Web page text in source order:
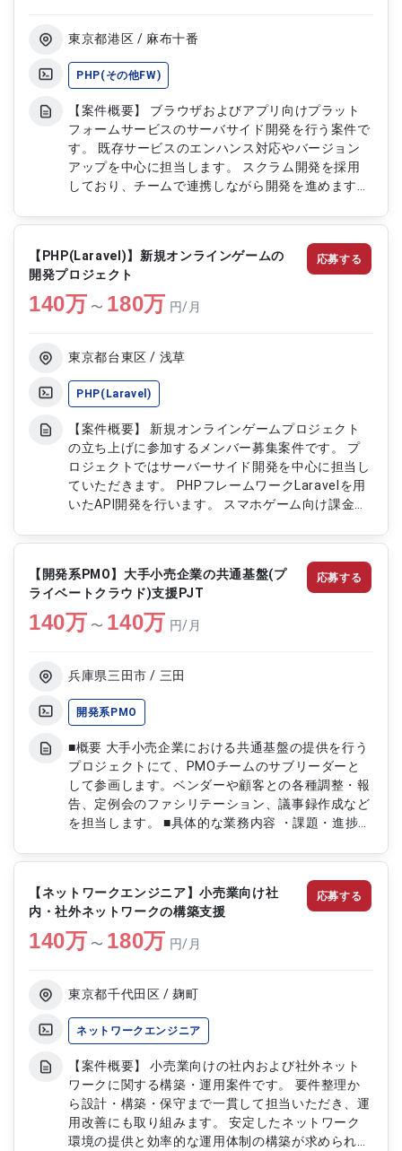
東京都港区 / 麻布十番
PHP(その他FW)
【案件概要】 ブラウザおよびアプリ向けプラット
フォームサービスのサーバサイド開発を行う案件で
す。 既存サービスのエンハンス対応やバージョン
アップを中心に担当します。 スクラム開発を採用
しており、チームで連携しながら開発を進めます。
した開発環境です。 【作業内容】 ・プラットフォ
ームサービスのサーバサイド開発 ・既存機能のエ
ンハンス対応および改修 ・バージョンアップ対応
および動作確認 ・スクラム開発におけるチーム連
携および各種対応
【PHP(Laravel)】新規オンラインゲームの
開発プロジェクト
140万 〜 180万 円/月
東京都台東区 / 浅草
PHP(Laravel)
【案件概要】 新規オンラインゲームプロジェクト
の立ち上げに参加するメンバー募集案件です。 プ
ロジェクトではサーバーサイド開発を中心に担当し
ていただきます。 PHPフレームワークLaravelを用
いたAPI開発を行います。 スマホゲーム向け課金シ
わります。 希望に応じてゲームサーバーのインフ
PHP(Laravel)を用いたサーバーサイドAPI開発 ・ス
マホゲーム向け課金システム・ユーザー認証システ
ムの開発および運用 ・ゲームサーバーのインフラ
構築・運用（必要に応じて）
応募する
【開発系PMO】大手小売企業の共通基盤(プ
ライベートクラウド)支援PJT
140万 〜 140万 円/月
兵庫県三田市 / 三田
開発系PMO
■概要 大手小売企業における共通基盤の提供を行う
プロジェクトにて、PMOチームのサブリーダーと
して参画します。ベンダーや顧客との各種調整・報
告、定例会のファシリテーション、議事録作成など
を担当します。 ■具体的な業務内容 ・課題・進捗管
のファシリテーション、議事録作成 ・インフラ関
応募する
【ネットワークエンジニア】小売業向け社
内・社外ネットワークの構築支援
140万 〜 180万 円/月
東京都千代田区 / 麹町
ネットワークエンジニア
【案件概要】 小売業向けの社内および社外ネット
ワークに関する構築・運用案件です。 要件整理か
ら設計・構築・保守まで一貫して担当いただき、運
用改善にも取り組みます。 安定したネットワーク
環境の提供と効率的な運用体制の構築が求められる
応募する